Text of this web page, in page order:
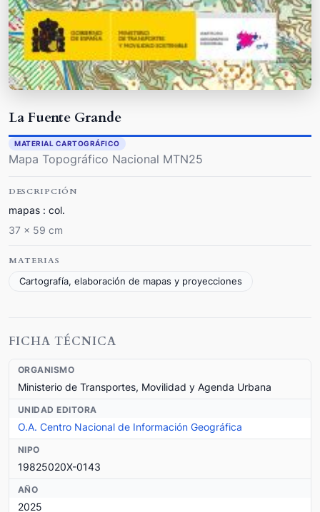
La Fuente Grande
MATERIAL CARTOGRÁFICO
Mapa Topográfico Nacional MTN25
DESCRIPCIÓN
mapas : col.
37 x 59 cm
MATERIAS
Cartografía, elaboración de mapas y proyecciones
FICHA TÉCNICA
ORGANISMO
Ministerio de Transportes, Movilidad y Agenda Urbana
UNIDAD EDITORA
O.A. Centro Nacional de Información Geográfica
NIPO
19825020X-0143
AÑO
2025